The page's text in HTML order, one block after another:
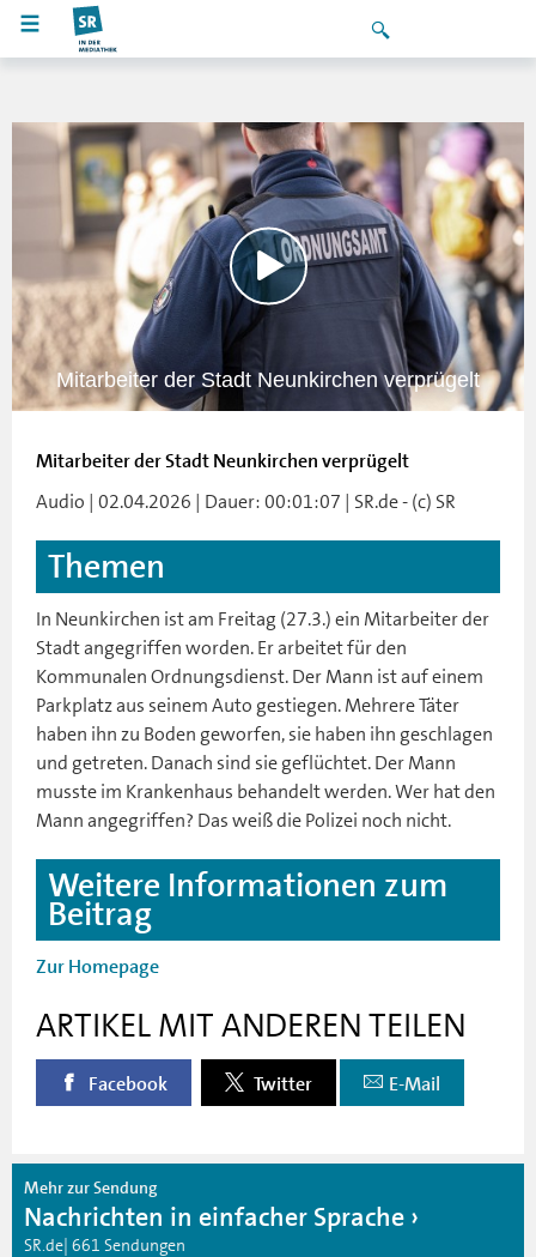
Mitarbeiter der Stadt Neunkirchen verprügelt
Mitarbeiter der Stadt Neunkirchen verprügelt
Audio | 02.04.2026 | Dauer: 00:01:07 | SR.de - (c) SR
Themen
In Neunkirchen ist am Freitag (27.3.) ein Mitarbeiter der
Stadt angegriffen worden. Er arbeitet für den
Kommunalen Ordnungsdienst. Der Mann ist auf einem
Parkplatz aus seinem Auto gestiegen. Mehrere Täter
haben ihn zu Boden geworfen, sie haben ihn geschlagen
und getreten. Danach sind sie geflüchtet. Der Mann
musste im Krankenhaus behandelt werden. Wer hat den
Mann angegriffen? Das weiß die Polizei noch nicht.
Weitere Informationen zum
Beitrag
Zur Homepage
ARTIKEL MIT ANDEREN TEILEN
Facebook Twitter E-Mail
Mehr zur Sendung
Nachrichten in einfacher Sprache
SR.de| 661 Sendungen